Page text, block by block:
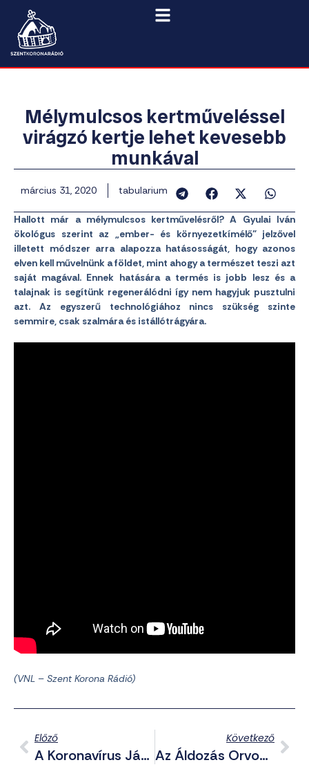
Mélymulcsos kertműveléssel
virágzó kertje lehet kevesebb
munkával
március 31, 2020 tabularium
Hallott már a mélymulcsos kertművelésről? A Gyulai Iván
ökológus szerint az „ember- és környezetkímélő” jelzővel
illetett módszer arra alapozza hatásosságát, hogy azonos
elven kell művelnünk a földet, mint ahogy a természet teszi azt
saját magával. Ennek hatására a termés is jobb lesz és a
talajnak is segítünk regenerálódni így nem hagyjuk pusztulni
azt. Az egyszerű technológiához nincs szükség szinte
semmire, csak szalmára és istállótrágyára.
(VNL – Szent Korona Rádió)
Előző
A Koronavírus Járvány Miatt A Világhálóra Került Egy Csodás Film A Szent Korona Történetéről
Következő
Az Áldozás Orvosság, Legyen Elérhető! Csókay András Idegsebész Gondolatai